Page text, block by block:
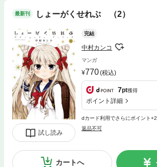
最新刊 しょーがくせれぶ （2）
試し読み
完結
中村カンコ
マンガ
770(税込)
7pt獲得
ポイント詳細
dカード利用でさらにポイント
返品不可
カートへ